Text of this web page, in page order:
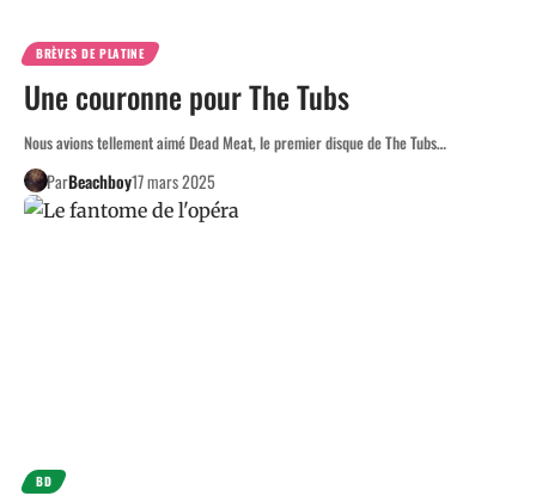
BRÈVES DE PLATINE
Une couronne pour The Tubs
Nous avions tellement aimé Dead Meat, le premier disque de The Tubs…
ParBeachboy17 mars 2025
BD